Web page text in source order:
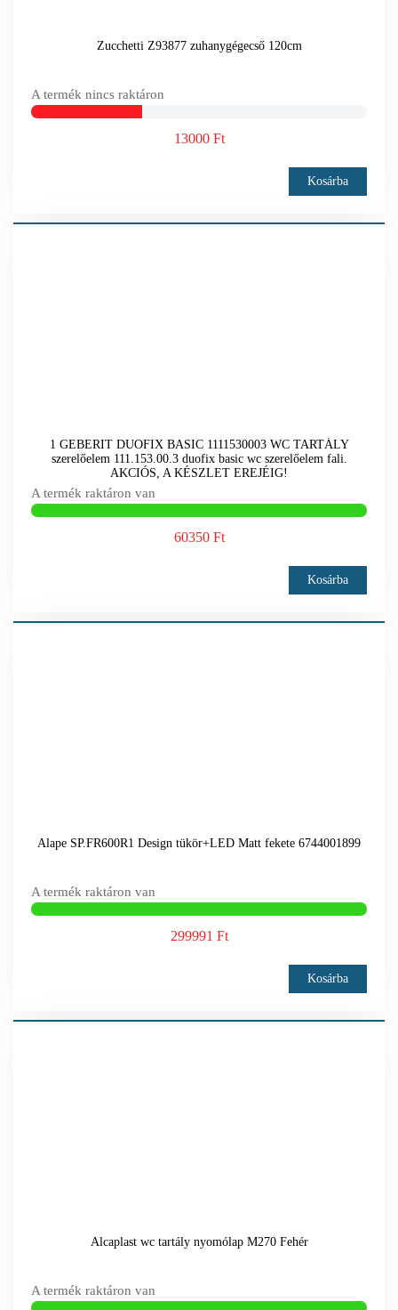
Zucchetti Z93877 zuhanygégecső 120cm
A termék nincs raktáron
13000 Ft
Kosárba
1 GEBERIT DUOFIX BASIC 1111530003 WC TARTÁLY
szerelőelem 111.153.00.3 duofix basic wc szerelőelem fali.
AKCIÓS, A KÉSZLET EREJÉIG!
A termék raktáron van
60350 Ft
Kosárba
Alape SP.FR600R1 Design tükör+LED Matt fekete 6744001899
A termék raktáron van
299991 Ft
Kosárba
Alcaplast wc tartály nyomólap M270 Fehér
A termék raktáron van